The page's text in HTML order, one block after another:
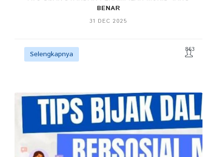
BENAR
31 DEC 2025
Selengkapnya 863